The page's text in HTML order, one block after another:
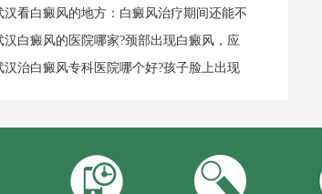
汉看白癜风的地方：白癜风治疗期间还能不
汉白癜风的医院哪家?颈部出现白癜风，应
汉治白癜风专科医院哪个好?孩子脸上出现